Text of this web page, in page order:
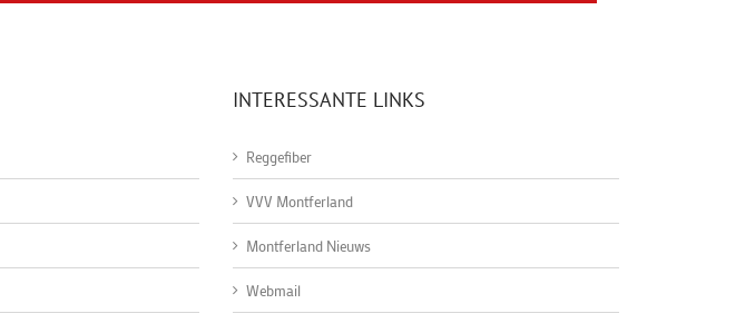
INTERESSANTE LINKS
Reggefiber
VVV Montferland
Montferland Nieuws
Webmail